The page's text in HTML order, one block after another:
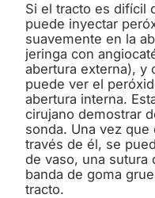
Si el tracto es difícil
puede inyectar
suavemente en la
jeringa con
abertura externa), y
puede ver el
abertura interna.
cirujano demostrar
sonda. Una vez que
través de él, se
de vaso, una sutura
banda de goma
tracto.